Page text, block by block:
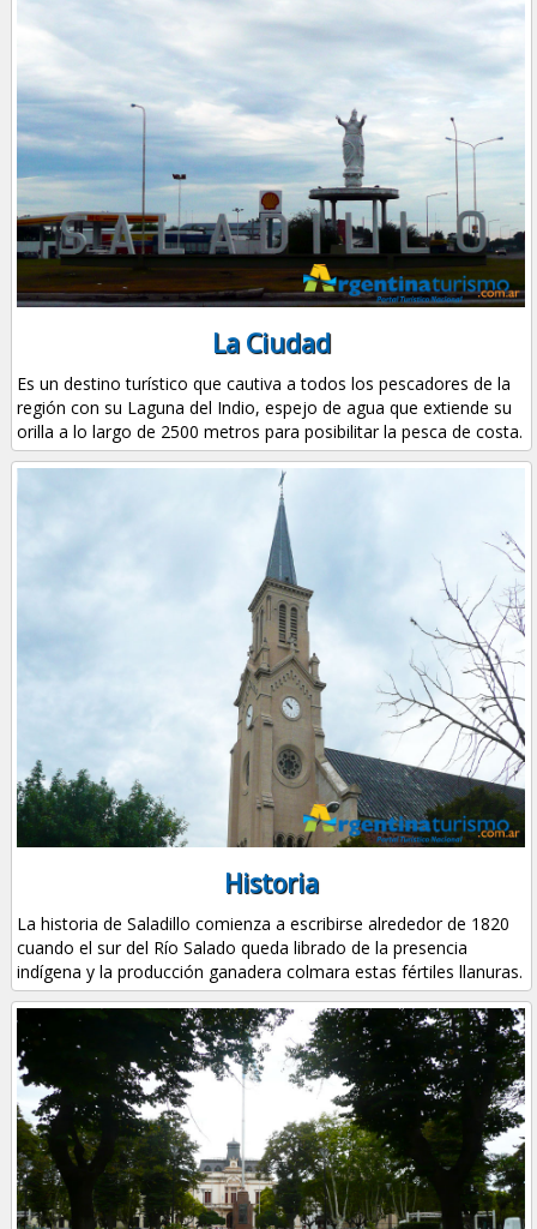
La Ciudad
Es un destino turístico que cautiva a todos los pescadores de la
región con su Laguna del Indio, espejo de agua que extiende su
orilla a lo largo de 2500 metros para posibilitar la pesca de costa.
Historia
La historia de Saladillo comienza a escribirse alrededor de 1820
cuando el sur del Río Salado queda librado de la presencia
indígena y la producción ganadera colmara estas fértiles llanuras.